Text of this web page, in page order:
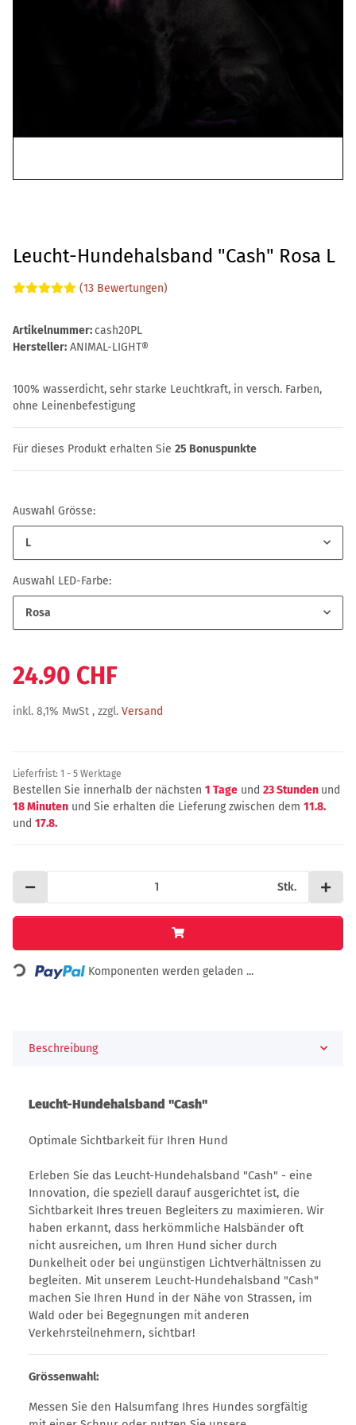
Leucht-Hundehalsband "Cash" Rosa L
(13 Bewertungen)
Artikelnummer:cash20PL
Hersteller: ANIMAL-LIGHT®
100% wasserdicht, sehr starke Leuchtkraft, in versch. Farben,
ohne Leinenbefestigung
Für dieses Produkt erhalten Sie 25 Bonuspunkte
Auswahl Grösse:
L
Auswahl LED-Farbe:
Rosa
24.90 CHF
inkl. 8,1% MwSt , zzgl. Versand
Lieferfrist: 1 - 5 Werktage
Bestellen Sie innerhalb der nächsten 1 Tage und 23 Stunden und
18 Minuten und Sie erhalten die Lieferung zwischen dem 11.8.
und 17.8.
Stk.
Loading... Komponenten werden geladen ...
Beschreibung
Leucht-Hundehalsband "Cash"
Optimale Sichtbarkeit für Ihren Hund
Erleben Sie das Leucht-Hundehalsband "Cash" - eine
Innovation, die speziell darauf ausgerichtet ist, die
Sichtbarkeit Ihres treuen Begleiters zu maximieren. Wir
haben erkannt, dass herkömmliche Halsbänder oft
nicht ausreichen, um Ihren Hund sicher durch
Dunkelheit oder bei ungünstigen Lichtverhältnissen zu
begleiten. Mit unserem Leucht-Hundehalsband "Cash"
machen Sie Ihren Hund in der Nähe von Strassen, im
Wald oder bei Begegnungen mit anderen
Verkehrsteilnehmern, sichtbar!
Grössenwahl:
Messen Sie den Halsumfang Ihres Hundes sorgfältig